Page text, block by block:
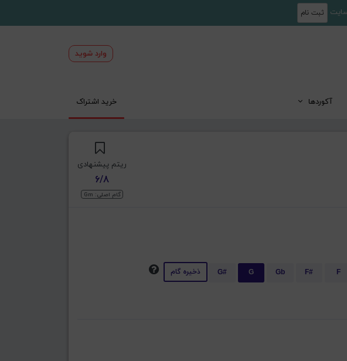
ثبت نام
وارد شوید
آکوردها خرید اشتراک
ریتم پیشنهادی
6/8
گام اصلی: Gm
F
F#
Gb
G
G# ذخیره گام